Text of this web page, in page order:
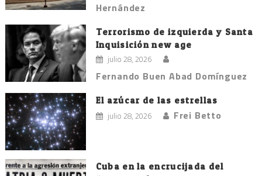
Hernández
Terrorismo de izquierda y Santa
Inquisición new age
julio 28, 2026
Fernando Buen Abad Domínguez
El azúcar de las estrellas
julio 28, 2026 Frei Betto
Cuba en la encrucijada del